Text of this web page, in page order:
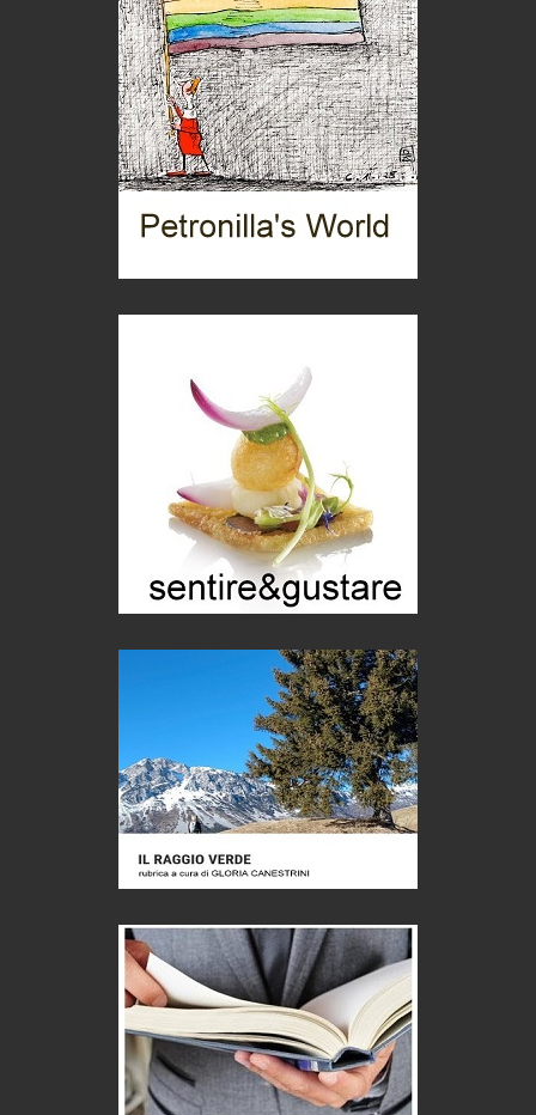
Turismo in Miniera
Puglia - Tra storia e recupero
Castione, sotto il segno del castagno